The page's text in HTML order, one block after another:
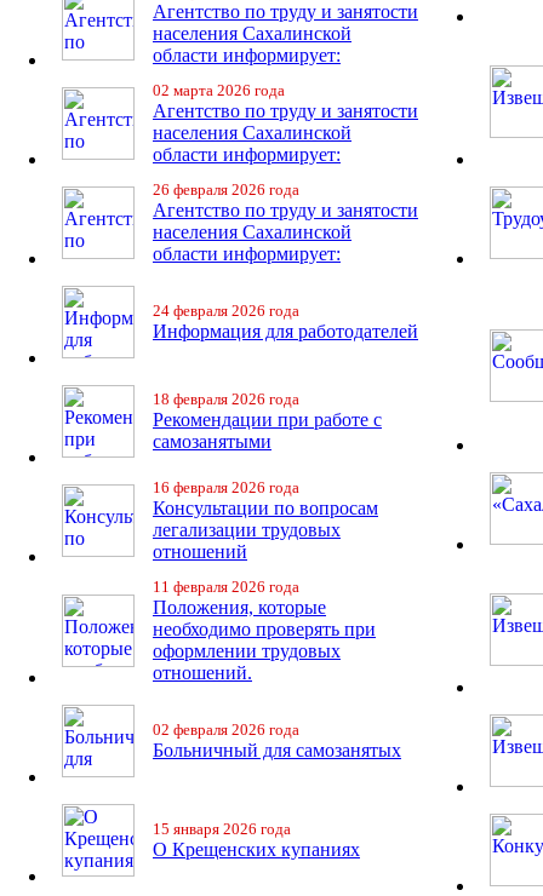
Агентство по труду и занятости
населения Сахалинской
области информирует:
02 марта 2026 года
Агентство по труду и занятости
населения Сахалинской
области информирует:
26 февраля 2026 года
Агентство по труду и занятости
населения Сахалинской
области информирует:
24 февраля 2026 года
Информация для работодателей
18 февраля 2026 года
Рекомендации при работе с
самозанятыми
16 февраля 2026 года
Консультации по вопросам
легализации трудовых
отношений
11 февраля 2026 года
Положения, которые
необходимо проверять при
оформлении трудовых
отношений.
02 февраля 2026 года
Больничный для самозанятых
15 января 2026 года
О Крещенских купаниях